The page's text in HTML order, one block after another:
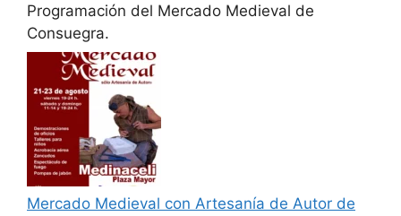
Programación del Mercado Medieval de
Consuegra.
Mercado Medieval con Artesanía de Autor de